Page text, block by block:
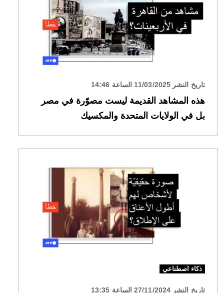
تاريخ النشر 11/03/2025 الساعة 14:46
هذه المشاهد القديمة ليست مصوّرة في مصر
بل في الولايات المتحدة والمكسيك
ذكاء اصطناعي
تاريخ النشر 27/11/2024 الساعة 13:35